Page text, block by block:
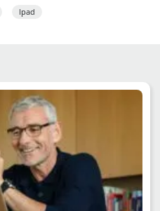
Ipad